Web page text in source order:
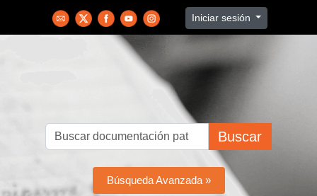
Iniciar sesión
Buscar
Búsqueda Avanzada »